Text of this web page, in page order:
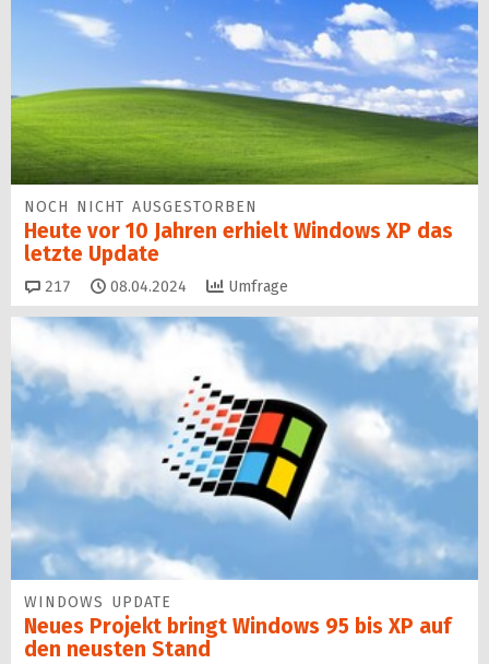
NOCH NICHT AUSGESTORBEN
Heute vor 10 Jahren erhielt Windows XP das
letzte Update
217 Kommentare
08.04.2024 Umfrage
WINDOWS UPDATE
Neues Projekt bringt Windows 95 bis XP auf
den neusten Stand